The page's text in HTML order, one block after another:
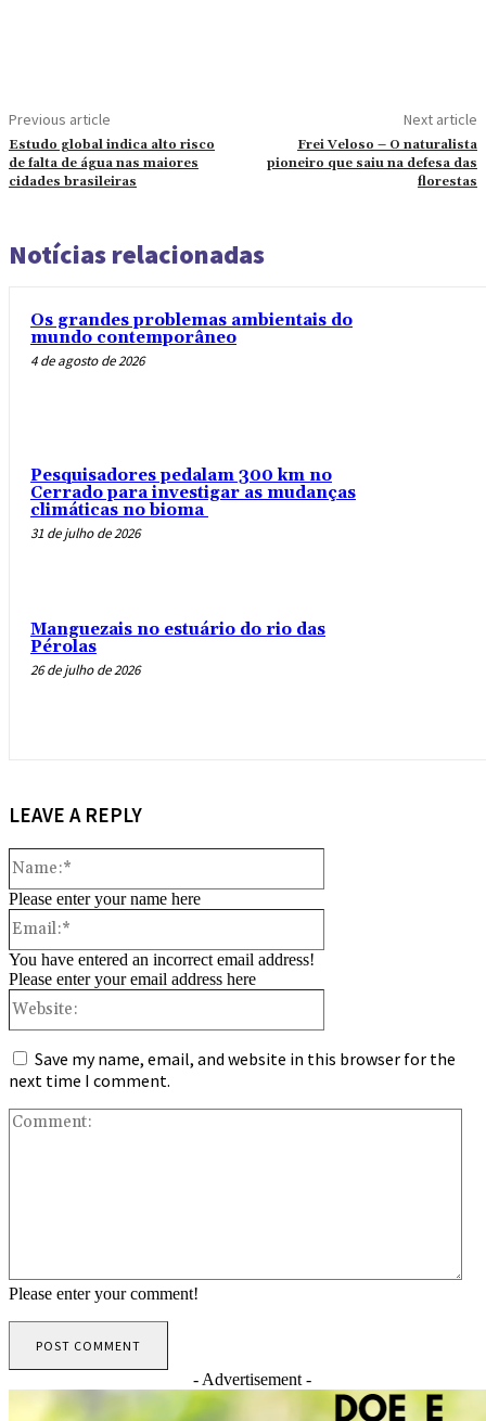
Previous article
Estudo global indica alto risco
de falta de água nas maiores
cidades brasileiras
Next article
Frei Veloso – O naturalista
pioneiro que saiu na defesa das
florestas
Notícias relacionadas
Os grandes problemas ambientais do
mundo contemporâneo
4 de agosto de 2026
Pesquisadores pedalam 300 km no
Cerrado para investigar as mudanças
climáticas no bioma
31 de julho de 2026
Manguezais no estuário do rio das
Pérolas
26 de julho de 2026
LEAVE A REPLY
Please enter your comment!
Please enter your name here
You have entered an incorrect email address!
Please enter your email address here
Save my name, email, and website in this browser for the
next time I comment.
- Advertisement -